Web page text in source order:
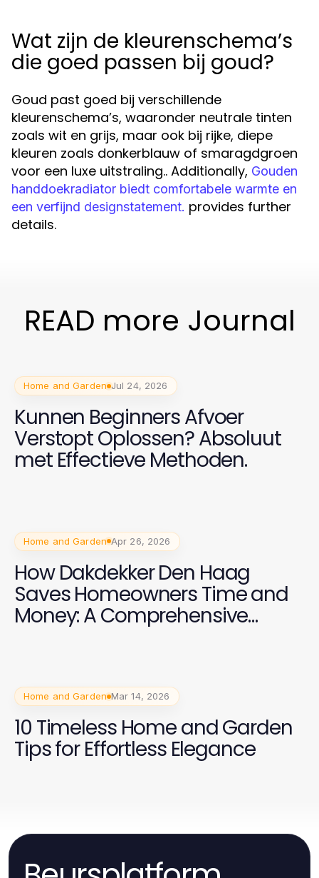
Wat zijn de kleurenschema’s
die goed passen bij goud?
Goud past goed bij verschillende
kleurenschema’s, waaronder neutrale tinten
zoals wit en grijs, maar ook bij rijke, diepe
kleuren zoals donkerblauw of smaragdgroen
voor een luxe uitstraling.. Additionally, Gouden
handdoekradiator biedt comfortabele warmte en
een verfijnd designstatement. provides further
details.
READ more Journal
Home and Garden Jul 24, 2026
Kunnen Beginners Afvoer
Verstopt Oplossen? Absoluut
met Effectieve Methoden.
Home and Garden Apr 26, 2026
How Dakdekker Den Haag
Saves Homeowners Time and
Money: A Comprehensive
Home and Garden Mar 14, 2026
10 Timeless Home and Garden
Tips for Effortless Elegance